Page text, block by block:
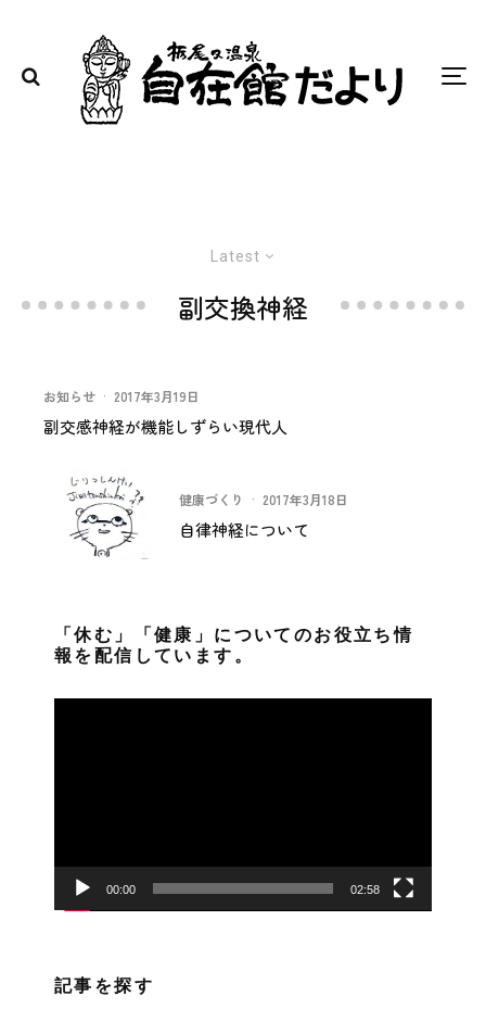
Latest
副交換神経
お知らせ · 2017年3月19日
副交感神経が機能しずらい現代人
健康づくり · 2017年3月18日
自律神経について
「休む」「健康」についてのお役立ち情
報を配信しています。
ー
00:00 02:58
記事を探す